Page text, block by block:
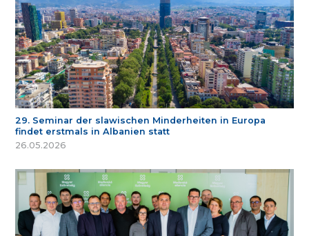
29. Seminar der slawischen Minderheiten in Europa
findet erstmals in Albanien statt
26.05.2026